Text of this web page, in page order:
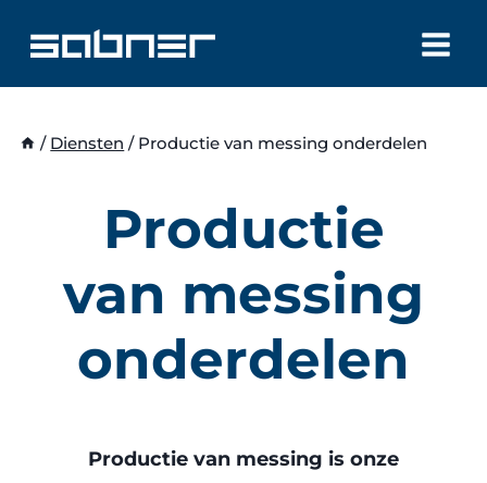
naar
inhoud
/ Diensten / Productie van messing onderdelen
Productie
van messing
onderdelen
Productie van messing is onze